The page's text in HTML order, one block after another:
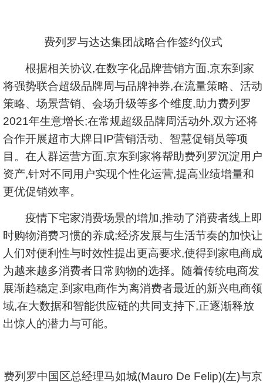
费列罗与达达集团战略合作签约仪式
根据相关协议,在数字化品牌营销方面,京东到家
将强势联合超级品牌周与品牌神券,在流量策略、活动
策略、场景营销、会场升级等多个维度,助力费列罗
2021年生意增长;在常规超级品牌周活动外,双方还将
合作开展超市大牌日IP营销活动、智慧促销员等项
目。在人群运营方面,京东到家将帮助费列罗沉淀用户
资产,针对不同用户实现个性化运营,提高业绩增量和
更优促销效率。
疫情下宅家消费场景的增加,推动了消费者线上即
时购物消费习惯的养成;经济发展与生活节奏的加快让
人们对便利性与时效性提出更高要求,使得到家电商成
为越来越多消费者日常购物的选择。随着传统电商发
展渐趋稳定,到家电商作为离消费者最近的新兴电商领
域,在大数据和智能供应链的共同支持下,正逐渐释放
出惊人的潜力与可能。
费列罗中国区总经理马如城(Mauro De Felip)(左)与京